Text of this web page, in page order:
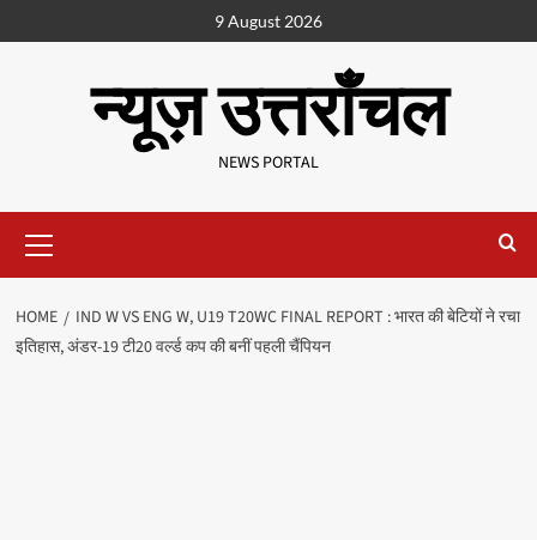
9 August 2026
न्यूज़ उत्तराँचल
NEWS PORTAL
HOME
IND W VS ENG W, U19 T20WC FINAL REPORT : भारत की बेटियों ने रचा
इतिहास, अंडर-19 टी20 वर्ल्‍ड कप की बनीं पहली चैंपियन